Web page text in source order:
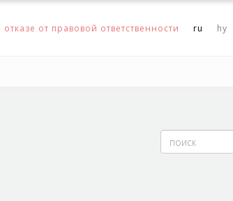
от правовой ответственности ru hy